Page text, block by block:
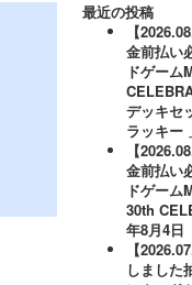
最近の投稿
【
金前払い
ドゲーム
デッキセ
ラッキー
【
金前払い
ドゲーム
30th
年8月4日
【
しました